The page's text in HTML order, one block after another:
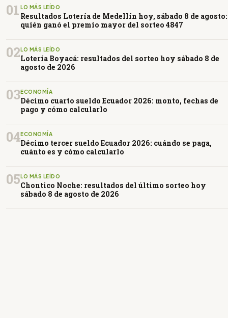
01 LO MÁS LEÍDO
Resultados Lotería de Medellín hoy, sábado 8 de agosto:
quién ganó el premio mayor del sorteo 4847
02LO MÁS LEÍDO
Lotería Boyacá: resultados del sorteo hoy sábado 8 de
agosto de 2026
03ECONOMÍA
Décimo cuarto sueldo Ecuador 2026: monto, fechas de
pago y cómo calcularlo
04ECONOMÍA
Décimo tercer sueldo Ecuador 2026: cuándo se paga,
cuánto es y cómo calcularlo
05LO MÁS LEÍDO
Chontico Noche: resultados del último sorteo hoy
sábado 8 de agosto de 2026